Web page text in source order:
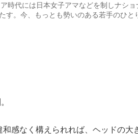
時代には日本女子アマなどを制しナシ
す。今、もっとも勢いのある若手のひと
和感なく構えられれば、ヘッドの